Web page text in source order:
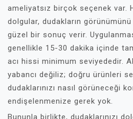
ameliyatsız birçok seçenek var.
dolgular, dudakların
güzel bir sonuç verir.
genellikle 15-30 dakika içinde
acı hissi minimum seviyededir.
yabancı değiliz; doğru ürünleri
dudaklarınızı nasıl görüneceği
endişelenmenize gerek yok.
Bununla birlikte, dudaklarınızı